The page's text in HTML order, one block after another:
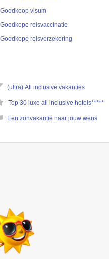
Goedkoop visum
Goedkope reisvaccinatie
Goedkope reisverzekering
(ultra) All inclusive vakanties
Top 30 luxe all inclusive hotels*****
Een zonvakantie naar jouw wens